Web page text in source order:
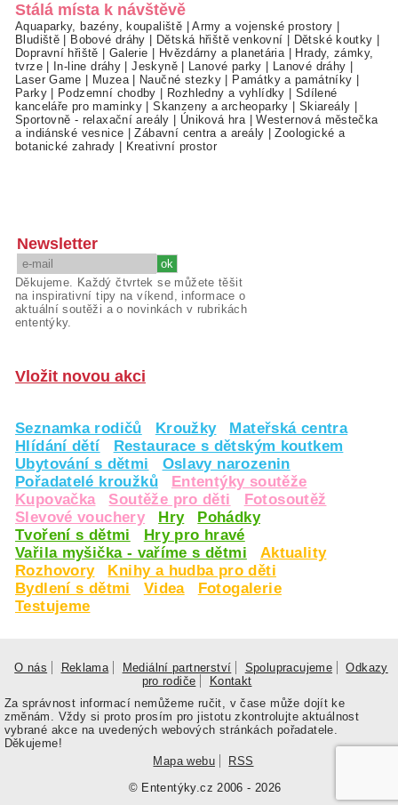
Stálá místa k návštěvě
Aquaparky, bazény, koupaliště |Army a vojenské prostory
Bludiště
Bobové dráhy Dětská hřiště venkovní Dětské koutky
Dopravní hřiště
Galerie Hvězdárny a planetária|
Hrady, zámky,
tvrze| In-line dráhy |Jeskyně| Lanové parky Lanové dráhy
Laser Game
Muzea| Naučné stezky Památky a památníky
Parky| Podzemní chodby Rozhledny a vyhlídky
Sdílené
kanceláře pro maminky |Skanzeny a archeoparky Skiareály
Sportovně - relaxační areály
Úniková hra|Westernová městečka
a indiánské vesnice |Zábavní centra a areály |Zoologické a
botanické zahrady
Kreativní prostor
Newsletter
Děkujeme. Každý čtvrtek se můžete těšit
na inspirativní tipy na víkend, informace o
aktuální soutěži a o novinkách v rubrikách
ententýky.
Vložit novou akci
Seznamka rodičů Kroužky
Mateřská centra
Hlídání dětí
Restaurace s dětským koutkem
Ubytování s dětmi
Oslavy narozenin
Pořadatelé kroužků
Ententýky soutěže
Kupovačka
Soutěže pro děti
Fotosoutěž
Slevové vouchery
Hry
Pohádky
Tvoření s dětmi
Hry pro hravé
Vařila myšička - vaříme s dětmi
Aktuality
Rozhovory
Knihy a hudba pro děti
Bydlení s dětmi
Videa
Fotogalerie
Testujeme
O nás Reklama Mediální partnerství Spolupracujeme
Odkazy
pro rodiče
Kontakt
© Ententýky.cz 2006 - 2026
Za správnost informací nemůžeme ručit, v čase může dojít ke
změnám. Vždy si proto prosím pro jistotu zkontrolujte aktuálnost
vybrané akce na uvedených webových stránkách pořadatele.
Děkujeme!
Mapa webu
RSS